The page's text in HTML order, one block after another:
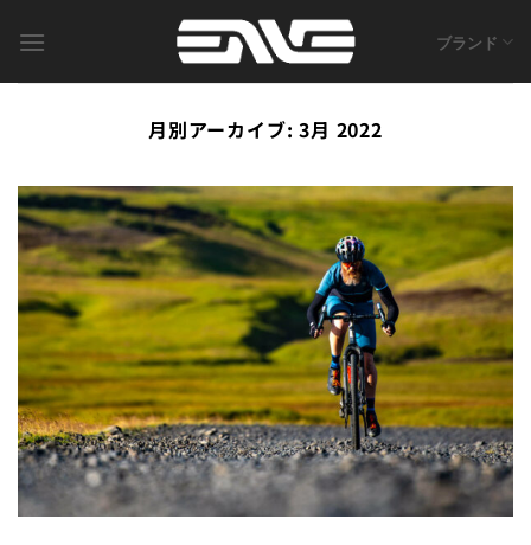
ブランド
月別アーカイブ:3月 2022